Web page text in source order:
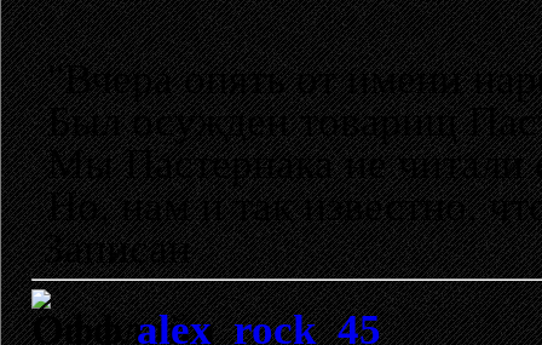
"Вчера опять от имени
Был осужден товарищ
Мы Пастернака не читали
Но, нам и так известно,
Записан
alex_rock_45